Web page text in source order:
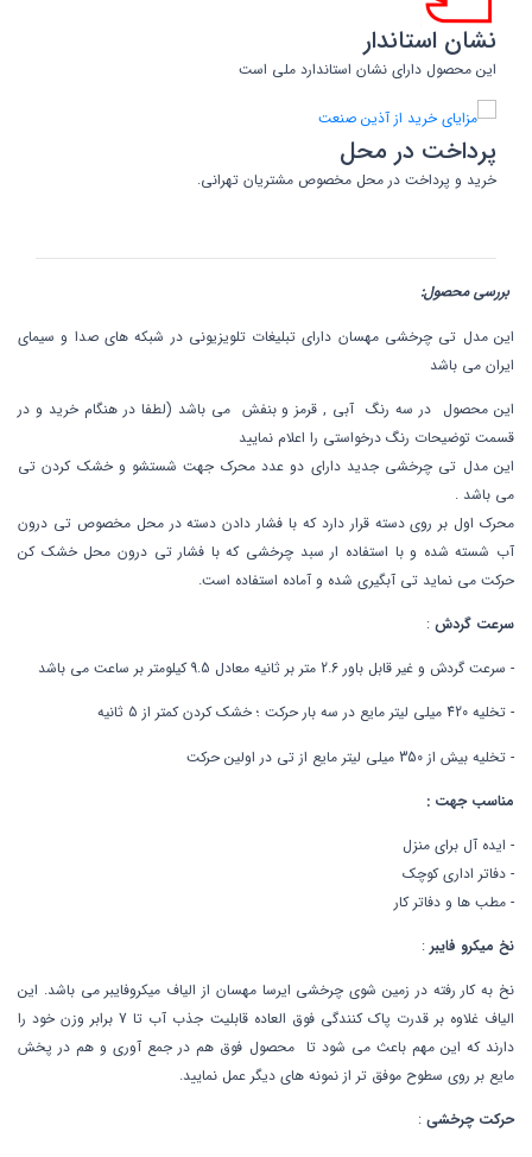
نشان استاندار
این محصول دارای نشان استاندارد ملی است
پرداخت در محل
خرید و پرداخت در محل مخصوص مشتریان تهرانی.
بررسی محصول:
این مدل تی چرخشی مهسان دارای تبلیغات تلویزیونی در شبکه های صدا و سیمای
ایران می باشد
این محصول در سه رنگ آبی , قرمز و بنفش می باشد (لطفا در هنگام خرید و در
قسمت توضیحات رنگ درخواستی را اعلام نمایید
این مدل تی چرخشی جدید دارای دو عدد محرک جهت شستشو و خشک کردن تی
می باشد .
محرک اول بر روی دسته قرار دارد که با فشار دادن دسته در محل مخصوص تی درون
آب شسته شده و با استفاده ار سبد چرخشی که با فشار تی درون محل خشک کن
حرکت می نماید تی آبگیری شده و آماده استفاده است.
سرعت گردش :
- سرعت گردش و غیر قابل باور 2.6 متر بر ثانیه معادل 9.5 کیلومتر بر ساعت می باشد
- تخلیه 420 میلی لیتر مایع در سه بار حرکت ؛ خشک کردن کمتر از 5 ثانیه
- تخلیه بیش از 350 میلی لیتر مایع از تی در اولین حرکت
مناسب جهت :
- ایده آل برای منزل
- دفاتر اداری کوچک
- مطب ها و دفاتر کار
نخ میکرو فایبر :
نخ به کار رفته در زمین شوی چرخشی ایرسا مهسان از الیاف میکروفایبر می باشد. این
الیاف غلاوه بر قدرت پاک کنندگی فوق العاده قابلیت جذب آب تا 7 برابر وزن خود را
دارند که این مهم باعث می شود تا محصول فوق هم در جمع آوری و هم در پخش
مایع بر روی سطوح موفق تر از نمونه های دیگر عمل نمایید.
حرکت چرخشی :